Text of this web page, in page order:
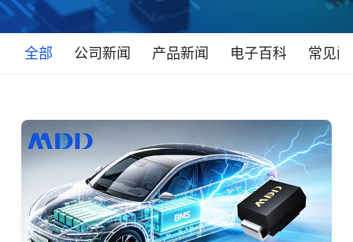
关于
全部 公司新闻 产品新闻 电子百科 常见